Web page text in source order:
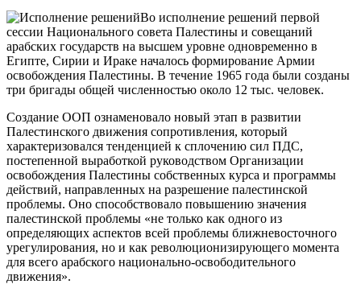
Во исполнение решений первой
сессии Национального совета Палестины и совещаний
арабских государств на высшем уровне одновременно в
Египте, Сирии и Ираке началось формирование Армии
освобождения Палестины. В течение 1965 года были созданы
три бригады общей численностью около 12 тыс. человек.
Создание ООП ознаменовало новый этап в развитии
Палестинского движения сопротивления, который
характеризовался тенденцией к сплочению сил ПДС,
постепенной выработкой руководством Организации
освобождения Палестины собственных курса и программы
действий, направленных на разрешение палестинской
проблемы. Оно способствовало повышению значения
палестинской проблемы «не только как одного из
определяющих аспектов всей проблемы ближневосточного
урегулирования, но и как революционизирующего момента
для всего арабского национально-освободительного
движения».